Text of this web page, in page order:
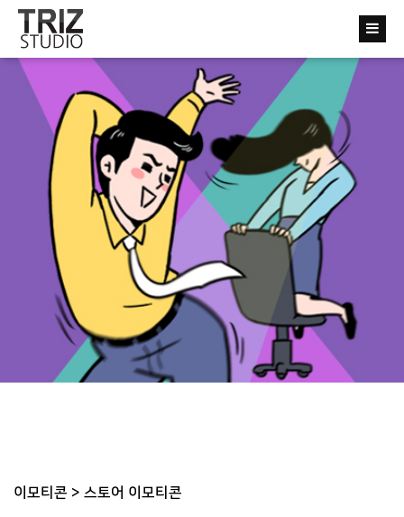
이모티콘 > 스토어 이모티콘